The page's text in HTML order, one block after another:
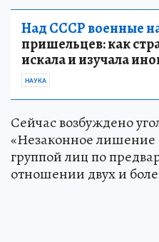
Над СССР военные
пришельцев: как
искала и изучала
НАУКА
Сейчас возбуждено
«Незаконное лишение
группой лиц по
отношении двух и